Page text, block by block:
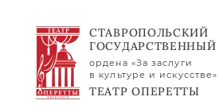
СТАВРОПОЛЬСКИЙ
ГОСУДАРСТВЕННЫЙ
ордена «За заслуги
в культуре и искусстве»
ТЕАТР ОПЕРЕТТЫ